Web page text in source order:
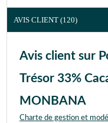
AVIS CLIENT (120)
Avis client sur
Trésor 33%
MONBANA
Charte de gestion et